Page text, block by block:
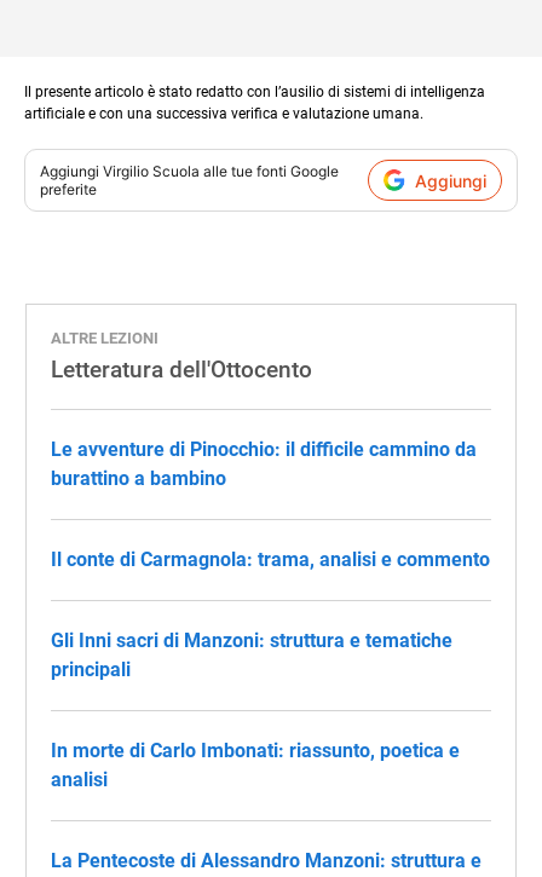
Il presente articolo è stato redatto con l’ausilio di sistemi di intelligenza
artificiale e con una successiva verifica e valutazione umana.
Aggiungi Virgilio Scuola alle tue fonti Google
preferite
Aggiungi
ALTRE LEZIONI
Letteratura dell'Ottocento
Le avventure di Pinocchio: il difficile cammino da
burattino a bambino
Il conte di Carmagnola: trama, analisi e commento
Gli Inni sacri di Manzoni: struttura e tematiche
principali
In morte di Carlo Imbonati: riassunto, poetica e
analisi
La Pentecoste di Alessandro Manzoni: struttura e